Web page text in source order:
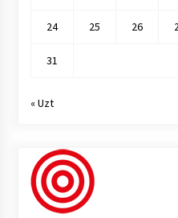
24 25 26
31
« Uzt